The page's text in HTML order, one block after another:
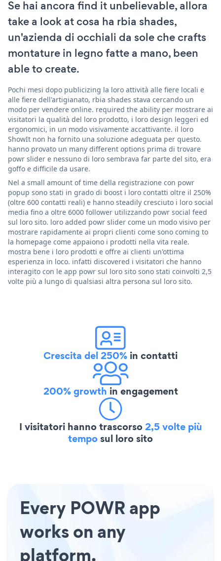
Se hai ancora find it unbelievable, allora
take a look at cosa ha rbia shades,
un'azienda di occhiali da sole che crafts
montature in legno fatte a mano, been
able to create.
Pochi mesi dopo publicizing la loro attività alle fiere locali e
alle fiere dell'artigianato, rbia shades stava cercando un
modo per vendere online. required the ability per mostrare ai
visitatori la qualità del loro prodotto, i loro design leggeri ed
ergonomici, in un modo visivamente accattivante. il loro
ShowIt non ha fornito una soluzione adeguata per questo.
hanno provato un many different options prima di trovare
powr slider e nessuno di loro sembrava far parte del sito, era
goffo e difficile da usare.
Nel a small amount of time della registrazione con powr
popup sono stati in grado di boost i loro contatti oltre il 250%
(oltre 600 contatti reali) e hanno steadily cresciuto i loro social
media fino a oltre 6000 follower utilizzando powr social feed
sul loro sito. loro added powr slider come un modo visivo per
mostrare rapidamente ai propri clienti come sono coming to
la homepage come appaiono i prodotti nella vita reale.
mostra bene i loro prodotti e offre ai clienti un'ottima
esperienza in loco. infatti discovered i visitatori che hanno
interagito con le app powr sul loro sito sono stati coinvolti 2,5
volte più a lungo di qualsiasi altra persona sul loro sito.
Crescita del 250% in contatti
200% growth in engagement
I visitatori hanno trascorso2,5 volte più
temposul loro sito
Every POWR app
works on any
platform.